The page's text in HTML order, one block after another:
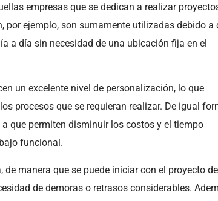
empresas que se dedican a realizar
por ejemplo, son sumamente utilizadas debido a
a día sin necesidad de una ubicación fija en el
un excelente nivel de personalización, lo que
procesos que se requieran realizar. De igual
que permiten disminuir los costos y el tiempo
funcional.
manera que se puede iniciar con el proyecto de
de demoras o retrasos considerables.